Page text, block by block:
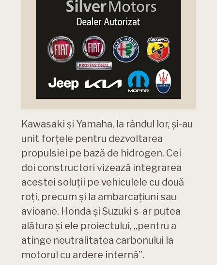
Kawasaki și Yamaha, la rândul lor, și-au
unit forțele pentru dezvoltarea
propulsiei pe bază de hidrogen. Cei
doi constructori vizează integrarea
acestei soluții pe vehiculele cu două
roți, precum și la ambarcațiuni sau
avioane. Honda și Suzuki s-ar putea
alătura și ele proiectului, „pentru a
atinge neutralitatea carbonului la
motorul cu ardere internă”.